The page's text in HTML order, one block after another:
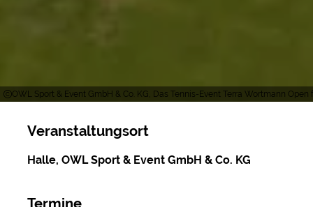
OWL Sport & Event GmbH & Co. KG, Das Tennis-Event Terra Wortmann
Veranstaltungsort
Halle, OWL Sport & Event GmbH & Co. KG
Termine